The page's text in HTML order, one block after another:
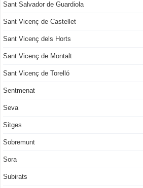
Sant Salvador de Guardiola
Sant Vicenç de Castellet
Sant Vicenç dels Horts
Sant Vicenç de Montalt
Sant Vicenç de Torelló
Sentmenat
Seva
Sitges
Sobremunt
Sora
Subirats